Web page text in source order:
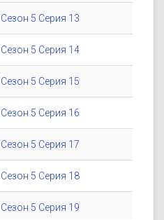
5 Серия 13
5 Серия 14
5 Серия 15
5 Серия 16
5 Серия 17
5 Серия 18
5 Серия 19